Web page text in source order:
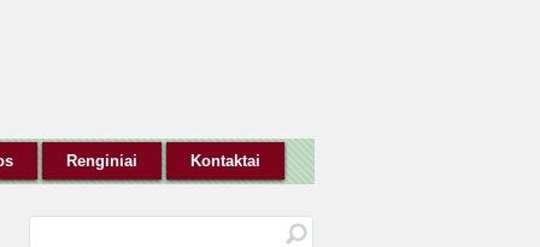
Renginiai Kontaktai